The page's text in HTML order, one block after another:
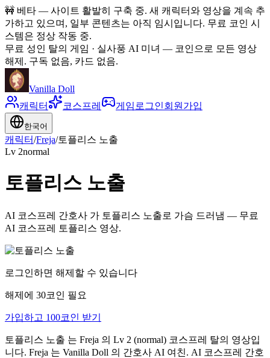
🚧 베타 — 사이트 활발히 구축 중. 새 캐릭터와 영상을 계속 추
가하고 있으며, 일부 콘텐츠는 아직 임시입니다. 무료 코인 시
스템은 정상 작동 중.
무료 성인 탈의 게임 · 실사풍 AI 미녀 — 코인으로 모든 영상
해제. 구독 없음, 카드 없음.
Vanilla Doll
캐릭터
코스프레 게임 로그인회원가입
한국어
캐릭터/Freja/토플리스 노출
Lv 2normal
토플리스 노출
AI 코스프레 간호사 가 토플리스 노출로 가슴 드러냄 — 무료
AI 코스프레 토플리스 영상.
로그인하면 해제할 수 있습니다
해제에 30코인 필요
가입하고 100코인 받기
토플리스 노출 는 Freja 의 Lv 2 (normal) 코스프레 탈의 영상입
니다. Freja 는 Vanilla Doll 의 간호사 AI 여친. AI 코스프레 간호